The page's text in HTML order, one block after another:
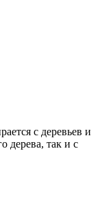
с деревьев и
дерева, так и с